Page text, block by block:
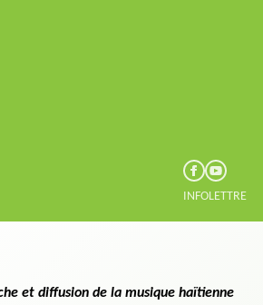
INFOLETTRE
et diffusion de la musique haïtienne